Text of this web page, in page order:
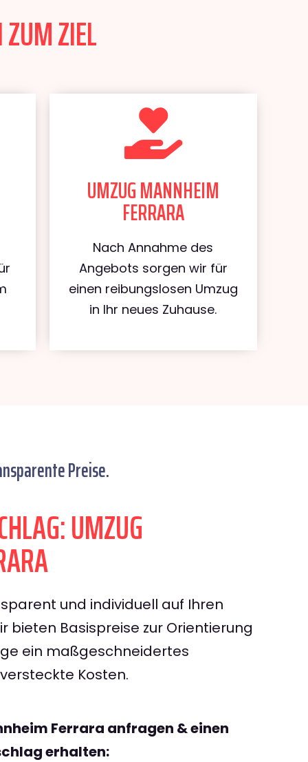
ZIEL
UMZUG MANNHEIM
FERRARA
Nach Annahme des
Angebots sorgen wir für
einen reibungslosen Umzug
in Ihr neues Zuhause.
Preise.
UMZUG
und individuell auf Ihren
bieten Basispreise zur Orientierung
ein maßgeschneidertes
Kosten.
Ferrara anfragen & einen
erhalten: